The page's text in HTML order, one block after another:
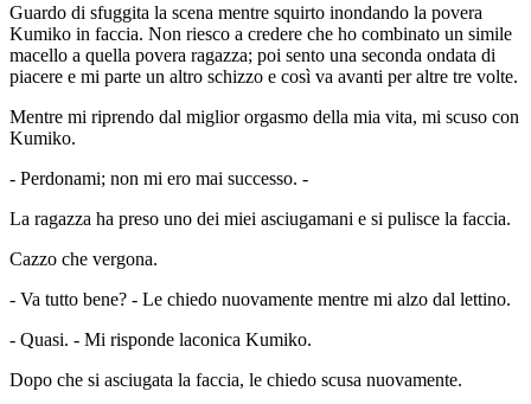
Guardo di sfuggita la scena mentre squirto inondando la povera
Kumiko in faccia. Non riesco a credere che ho combinato un simile
macello a quella povera ragazza; poi sento una seconda ondata di
piacere e mi parte un altro schizzo e così va avanti per altre tre volte.
Mentre mi riprendo dal miglior orgasmo della mia vita, mi scuso con
Kumiko.
- Perdonami; non mi ero mai successo. -
La ragazza ha preso uno dei miei asciugamani e si pulisce la faccia.
Cazzo che vergona.
- Va tutto bene? - Le chiedo nuovamente mentre mi alzo dal lettino.
- Quasi. - Mi risponde laconica Kumiko.
Dopo che si asciugata la faccia, le chiedo scusa nuovamente.